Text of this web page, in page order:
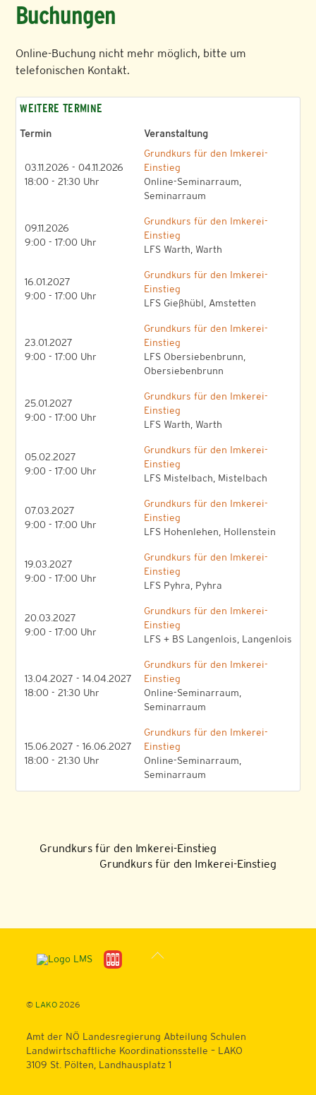
Buchungen
Online-Buchung nicht mehr möglich, bitte um
telefonischen Kontakt.
WEITERE TERMINE
Termin Veranstaltung
03.11.2026 - 04.11.2026
18:00 - 21:30 Uhr
Grundkurs für den Imkerei-
Einstieg
Online-Seminarraum,
Seminarraum
09.11.2026
9:00 - 17:00 Uhr
Grundkurs für den Imkerei-
Einstieg
LFS Warth, Warth
16.01.2027
9:00 - 17:00 Uhr
Grundkurs für den Imkerei-
Einstieg
LFS Gießhübl, Amstetten
23.01.2027
9:00 - 17:00 Uhr
Grundkurs für den Imkerei-
Einstieg
LFS Obersiebenbrunn,
Obersiebenbrunn
25.01.2027
9:00 - 17:00 Uhr
Grundkurs für den Imkerei-
Einstieg
LFS Warth, Warth
05.02.2027
9:00 - 17:00 Uhr
Grundkurs für den Imkerei-
Einstieg
LFS Mistelbach, Mistelbach
07.03.2027
9:00 - 17:00 Uhr
Grundkurs für den Imkerei-
Einstieg
LFS Hohenlehen, Hollenstein
19.03.2027
9:00 - 17:00 Uhr
Grundkurs für den Imkerei-
Einstieg
LFS Pyhra, Pyhra
20.03.2027
9:00 - 17:00 Uhr
Grundkurs für den Imkerei-
Einstieg
LFS + BS Langenlois, Langenlois
13.04.2027 - 14.04.2027
18:00 - 21:30 Uhr
Grundkurs für den Imkerei-
Einstieg
Online-Seminarraum,
Seminarraum
15.06.2027 - 16.06.2027
18:00 - 21:30 Uhr
Grundkurs für den Imkerei-
Einstieg
Online-Seminarraum,
Seminarraum
Grundkurs für den Imkerei-Einstieg
Grundkurs für den Imkerei-Einstieg
Back
© LAKO2026
Amt der NÖ Landesregierung Abteilung Schulen
Landwirtschaftliche Koordinationsstelle – LAKO
3109 St. Pölten, Landhausplatz 1